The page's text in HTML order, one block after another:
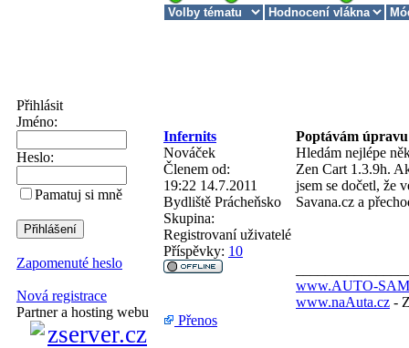
Přihlásit
Jméno:
Heslo:
Pamatuj si mně
Zapomenuté heslo
Nová registrace
Partner a hosting webu
Infernits
Poptávám
Nováček
Členem od:
19:22 14.7.2011
Bydliště Prácheňsko
Skupina:
Registrovaní uživatelé
Příspěvky: 10
Hledám nejlépe
Zen Cart 1.3.9h.
jsem se dočetl, že
Savana.cz a
www.AUTO-
www.naAuta.cz -
Přenos